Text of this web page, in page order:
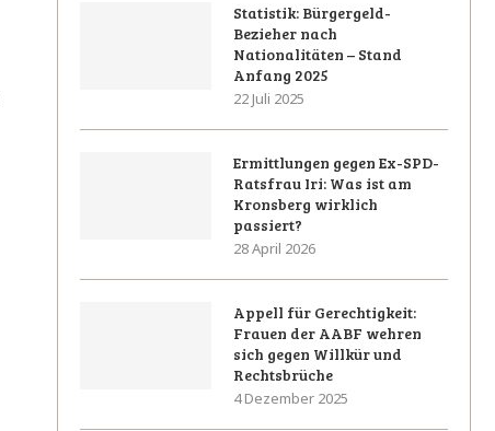
Statistik: Bürgergeld-
Bezieher nach
Nationalitäten – Stand
Anfang 2025
22 Juli 2025
Ermittlungen gegen Ex-SPD-
Ratsfrau Iri: Was ist am
Kronsberg wirklich
passiert?
28 April 2026
Appell für Gerechtigkeit:
Frauen der AABF wehren
sich gegen Willkür und
Rechtsbrüche
4 Dezember 2025